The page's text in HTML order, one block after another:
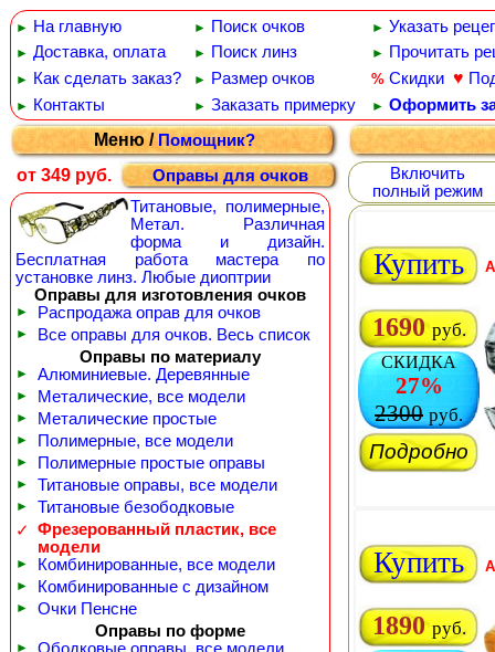
► На главную ► Поиск очков ► Указать
► Доставка, оплата ► Поиск линз ► Прочитать
► Как сделать заказ? ► Размер очков % Скидки ♥
► Контакты ► Заказать примерку ► Оформить
Меню /Помощник?
от 349 руб.
Оправы для очков
Титановые, полимерные,
Метал. Различная
форма и дизайн.
Бесплатная работа мастера по
установке линз. Любые диоптрии
Оправы для изготовления очков
► Распродажа оправ для очков
►
Все оправы для очков. Весь список
Оправы по материалу
► Алюминиевые. Деревянные
► Металические, все модели
► Металические простые
► Полимерные, все модели
► Полимерные простые оправы
► Титановые оправы, все модели
►
Титановые безободковые
✓
Фрезерованный пластик, все
модели
► Комбинированные, все модели
► Комбинированные с дизайном
►
Очки Пенсне
Оправы по форме
►
Включить
полный режим
Купить
1690 руб.
СКИДКА
27%
2300 руб.
Подробно
Купить
1890 руб.